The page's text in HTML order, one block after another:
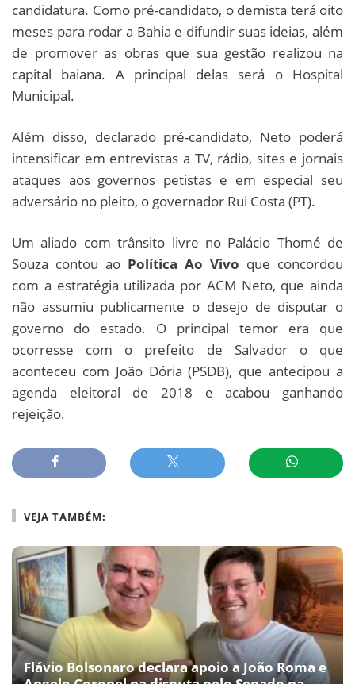
candidatura. Como pré-candidato, o demista terá oito
meses para rodar a Bahia e difundir suas ideias, além
de promover as obras que sua gestão realizou na
capital baiana. A principal delas será o Hospital
Municipal.
Além disso, declarado pré-candidato, Neto poderá
intensificar em entrevistas a TV, rádio, sites e jornais
ataques aos governos petistas e em especial seu
adversário no pleito, o governador Rui Costa (PT).
Um aliado com trânsito livre no Palácio Thomé de
Souza contou ao Política Ao Vivo que concordou
com a estratégia utilizada por ACM Neto, que ainda
não assumiu publicamente o desejo de disputar o
governo do estado. O principal temor era que
ocorresse com o prefeito de Salvador o que
aconteceu com João Dória (PSDB), que antecipou a
agenda eleitoral de 2018 e acabou ganhando
rejeição.
VEJA TAMBÉM:
Flávio Bolsonaro declara apoio a João Roma e